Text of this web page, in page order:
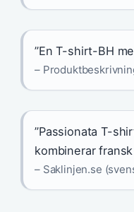
”En T-shirt-BH
–
”Passionata T-
kombinerar
– Saklinjen.se